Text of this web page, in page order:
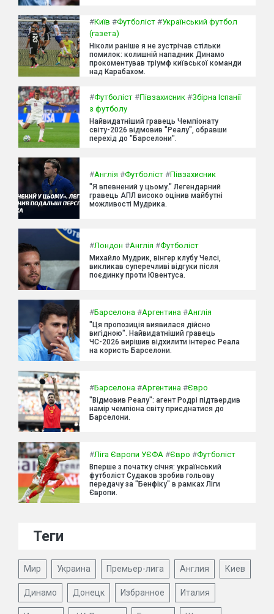
#Київ #Футболіст #Український футбол
(газета)
Ніколи раніше я не зустрічав стільки
помилок: колишній нападник Динамо
прокоментував тріумф київської команди
над Карабахом.
#Футболіст #Півзахисник #Збірна Іспанії
з футболу
Найвидатніший гравець Чемпіонату
світу-2026 відмовив "Реалу", обравши
перехід до "Барселони".
#Англія #Футболіст #Півзахисник
"Я впевнений у цьому." Легендарний
гравець АПЛ високо оцінив майбутні
можливості Мудрика.
#Лондон #Англія #Футболіст
Михайло Мудрик, вінгер клубу Челсі,
викликав суперечливі відгуки після
поєдинку проти Ювентуса.
#Барселона #Аргентина #Англія
"Ця пропозиція виявилася дійсно
вигідною". Найвидатніший гравець
ЧС-2026 вирішив відхилити інтерес Реала
на користь Барселони.
#Барселона #Аргентина #Євро
"Відмовив Реалу": агент Родрі підтвердив
намір чемпіона світу приєднатися до
Барселони.
#Ліга Європи УЄФА #Євро #Футболіст
Вперше з початку січня: український
футболіст Судаков зробив гольову
передачу за "Бенфіку" в рамках Ліги
Європи.
Теги
Мир Украина Премьер-лига Англия Киев
Динамо Донецк Избранное Италия